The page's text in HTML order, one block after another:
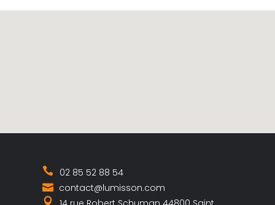
02 85 52 88 54
contact@lumisson.com